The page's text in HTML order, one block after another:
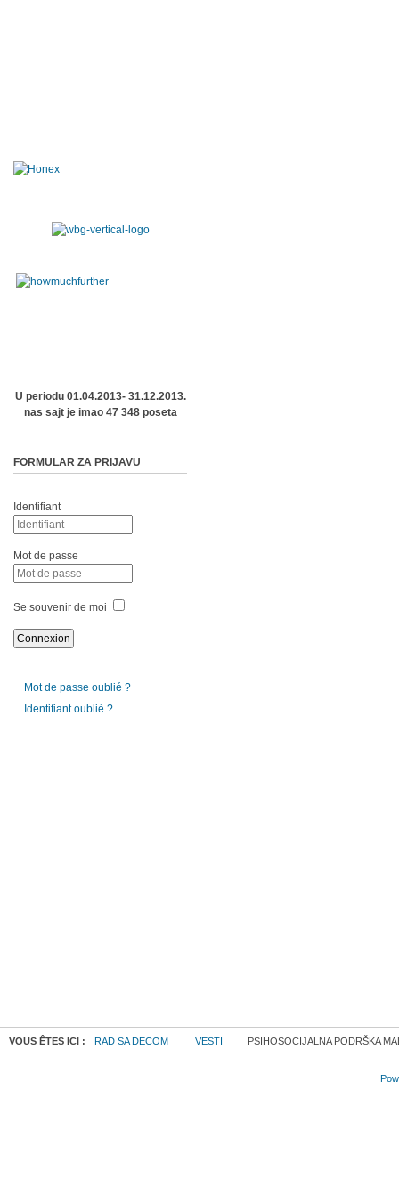
U periodu 01.04.2013- 31.12.2013.
nas sajt je imao 47 348 poseta
FORMULAR ZA PRIJAVU
Identifiant
Mot de passe
Se souvenir de moi
Mot de passe oublié ?
Identifiant oublié ?
VOUS ÊTES ICI : RAD SA DECOM VESTI PSIHOSOCIJALNA PODRŠKA